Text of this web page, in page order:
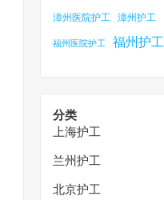
漳州医院护工 漳州护工
福州医院护工 福州护工
分类
上海护工
兰州护工
北京护工